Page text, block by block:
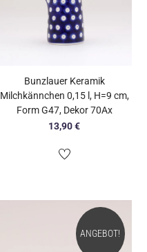
Bunzlauer Keramik
Milchkännchen 0,15 l, H=9 cm,
Form G47, Dekor 70Ax
13,90€
ANGEBOT!